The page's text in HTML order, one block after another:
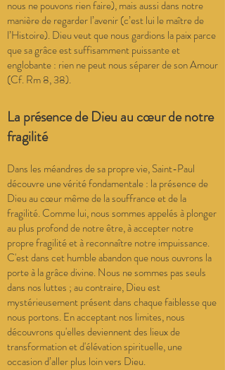
nous ne pouvons rien faire), mais aussi dans notre
manière de regarder l’avenir (c’est lui le maître de
l’Histoire). Dieu veut que nous gardions la paix parce
que sa grâce est suffisamment puissante et
englobante : rien ne peut nous séparer de son Amour
(Cf. Rm 8, 38).
La présence de Dieu au cœur de notre
fragilité
Dans les méandres de sa propre vie, Saint-Paul
découvre une vérité fondamentale : la présence de
Dieu au cœur même de la souffrance et de la
fragilité. Comme lui, nous sommes appelés à plonger
au plus profond de notre être, à accepter notre
propre fragilité et à reconnaître notre impuissance.
C'est dans cet humble abandon que nous ouvrons la
porte à la grâce divine. Nous ne sommes pas seuls
dans nos luttes ; au contraire, Dieu est
mystérieusement présent dans chaque faiblesse que
nous portons. En acceptant nos limites, nous
découvrons qu'elles deviennent des lieux de
transformation et d'élévation spirituelle, une
occasion d’aller plus loin vers Dieu.